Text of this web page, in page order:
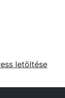
letöltése